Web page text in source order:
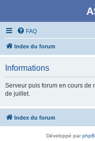
FAQ
Index du forum
Informations
Serveur puis forum en cours de
de juillet.
Index du forum
Développé par